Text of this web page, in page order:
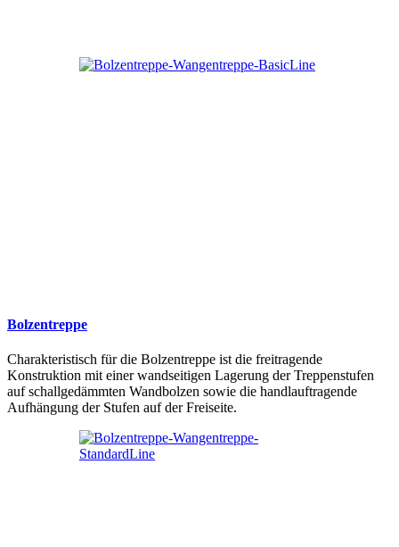
Bolzentreppe
Charakteristisch für die Bolzentreppe ist die freitragende
Konstruktion mit einer wandseitigen Lagerung der Treppenstufen
auf schallgedämmten Wandbolzen sowie die handlauftragende
Aufhängung der Stufen auf der Freiseite.